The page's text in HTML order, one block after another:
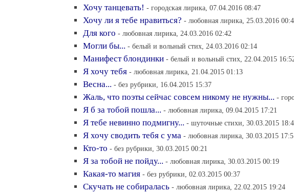
Хочу танцевать! - городская лирика, 07.04.2016 08:47
Хочу ли я тебе нравиться? - любовная лирика, 25.03.2016
Для кого - любовная лирика, 24.03.2016 02:42
Могли бы... - белый и вольный стих, 24.03.2016 02:14
Манифест блондинки - белый и вольный стих, 22.04.2015
Я хочу тебя - любовная лирика, 21.04.2015 01:13
Весна... - без рубрики, 16.04.2015 15:37
Жаль, что поэты сейчас совсем никому не нужны... -
Я б за тобой пошла... - любовная лирика, 09.04.2015 17:21
Я тебе невинно подмигну... - шуточные стихи, 30.03.2015
Я хочу сводить тебя с ума - любовная лирика, 30.03.2015
Кто-то - без рубрики, 30.03.2015 00:21
Я за тобой не пойду... - любовная лирика, 30.03.2015 00:19
Какая-то магия - без рубрики, 02.03.2015 00:37
Скучать не собиралась - любовная лирика, 22.02.2015 19:24